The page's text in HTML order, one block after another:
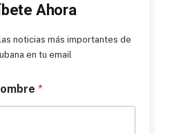
Ahora
noticias más importantes de
en tu email
*